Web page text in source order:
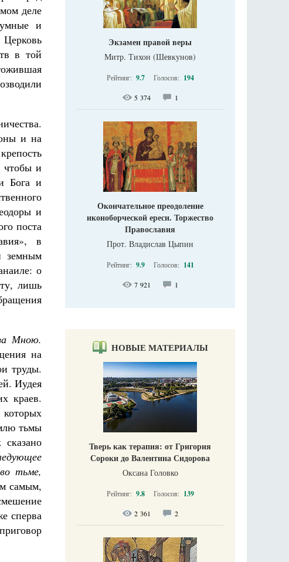
деле
и
в той
и на
чтобы и
Бога и
и
поста
в
земным
о
лишь
Мною.
на
труды.
Иудея
краев.
тьмы
тьме,
самым,
сперва
Экзамен правой веры
Митр. Тихон (Шевкунов)
Рейтинг: 9.7 Голосов: 194
5 374 1
Окончательное преодоление
иконоборческой ереси. Торжество
Православия
Прот. Владислав Цыпин
Рейтинг: 9.9 Голосов: 141
7 921 1
НОВЫЕ МАТЕРИАЛЫ
Тверь как терапия: от Григория
Сороки до Валентина Сидорова
Оксана Головко
Рейтинг: 9.8 Голосов: 139
2 361 2